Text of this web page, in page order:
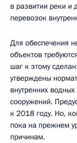
в развитии реки и
перевозок
Для обеспечения
объектов
шаг к этому
утверждены
внутренних
сооружений.
к 2018 году. Но,
пока на прежнем
причинам.